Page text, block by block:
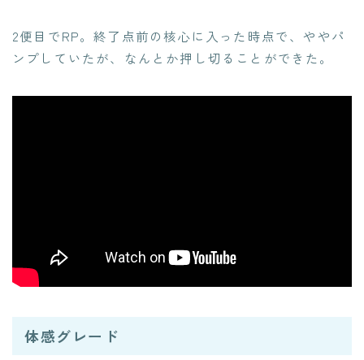
2便目でRP。終了点前の核心に入った時点で、ややパ
ンプしていたが、なんとか押し切ることができた。
体感グレード